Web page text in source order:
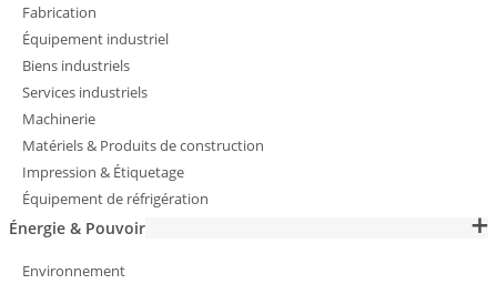
Fabrication
Équipement industriel
Biens industriels
Services industriels
Machinerie
Matériels & Produits de construction
Impression & Étiquetage
Équipement de réfrigération
Énergie & Pouvoir
Environnement